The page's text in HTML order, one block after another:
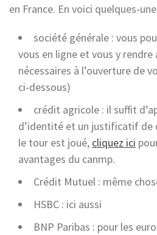
en France. En voici quelques-
société générale : vous
vous en ligne et vous y
nécessaires à l’ouverture de
ci-dessous)
crédit agricole : il suffit
d’identité et un justificatif de
le tour est joué, cliquez ici
avantages du canmp.
Crédit Mutuel : même
HSBC : ici aussi
BNP Paribas : pour les